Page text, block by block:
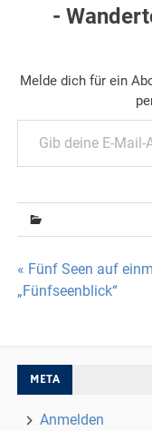
-
Melde dich für ein
Gib deine E-Mail-Adresse ein ...
« Fünf Seen auf
„Fünfseenblick“
META
Anmelden